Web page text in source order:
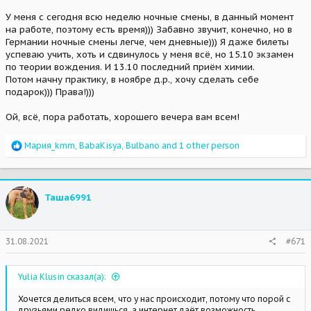
У меня с сегодня всю неделю ночные смены, в данный момент
на работе, поэтому есть время))) Забавно звучит, конечно, но в
Германии ночные смены легче, чем дневные))) Я даже билеты
успеваю учить, хоть и сдвинулось у меня всё, но 15.10 экзамен
по теории вождения. И 13.10 последний приём химии.
Потом начну практику, в ноябре д.р., хочу сделать себе
подарок))) Права!)))
Ой, всё, пора работать, хорошего вечера вам всем!
R
a
c
t
i
o
n
s
:
Мария_kmm, BabaKisya, Bulbano and 1 other person
Таша6991
31.08.2021 #671
Yulia Klusin сказал(а):
Хочется делиться всем, что у нас происходит, потому что порой с